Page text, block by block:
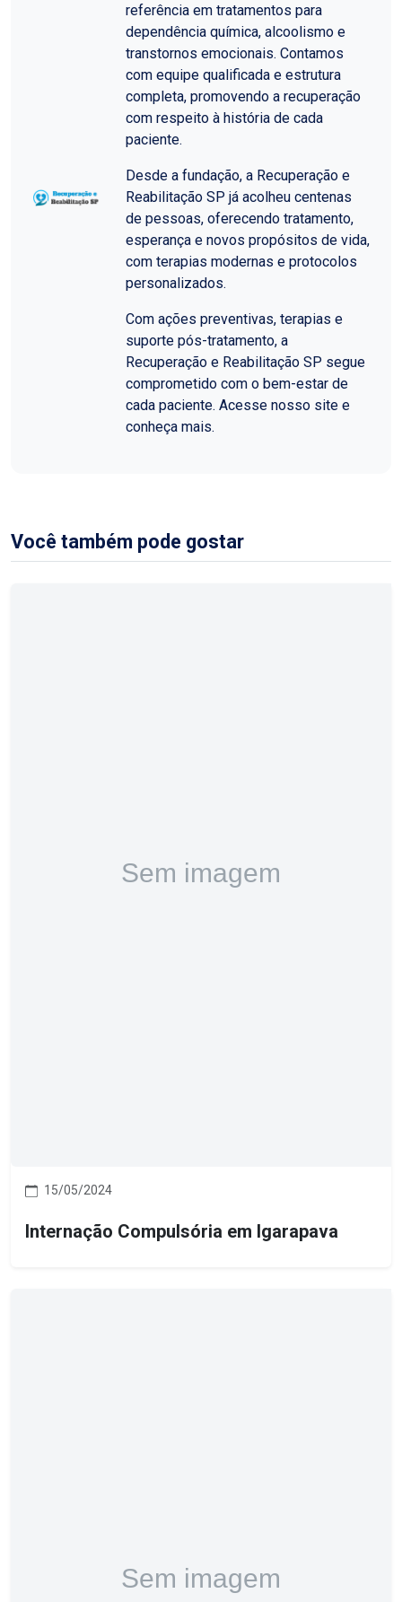
referência em tratamentos para
dependência química, alcoolismo e
transtornos emocionais. Contamos
com equipe qualificada e estrutura
completa, promovendo a recuperação
com respeito à história de cada
paciente.
Desde a fundação, a Recuperação e
Reabilitação SP já acolheu centenas
de pessoas, oferecendo tratamento,
esperança e novos propósitos de vida,
com terapias modernas e protocolos
personalizados.
Com ações preventivas, terapias e
suporte pós-tratamento, a
Recuperação e Reabilitação SP segue
comprometido com o bem-estar de
cada paciente. Acesse nosso site e
conheça mais.
Você também pode gostar
15/05/2024
Internação Compulsória em Igarapava